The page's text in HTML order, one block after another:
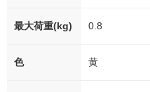
最大荷重(kg) 0.8
色 黄